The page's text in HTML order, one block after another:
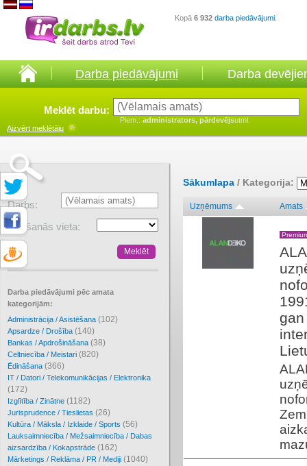
Kopā 6 932 darba piedāvājumi
Darba piedāvājumi Darba
Meklēt darbu:
Piem.: administrators, pārdevējsutml.
Aizvērt meklētāju
Darbs:
Atrašanās vieta:
Darba piedāvājumi pēc amata
kategorijām:
Administrācija / Asistēšana (102)
Apsardze / Drošība (140)
Bankas / Apdrošināšana (38)
Celtniecība / Meistari (820)
Ēdināšana (366)
IT / Datori / Telekomunikācijas / Elektronika
(172)
Izglītība / Zinātne (1182)
Jurisprudence / Tieslietas (26)
Kultūra / Māksla / Izklaide / Sports (56)
Lauksaimniecība / Mežsaimniecība / Dabas
aizsardzība / Kokapstrāde (162)
Mārketings / Reklāma / PR / Mediji (1040)
Sākumlapa / Kategorija:
Uzņēmums Amats